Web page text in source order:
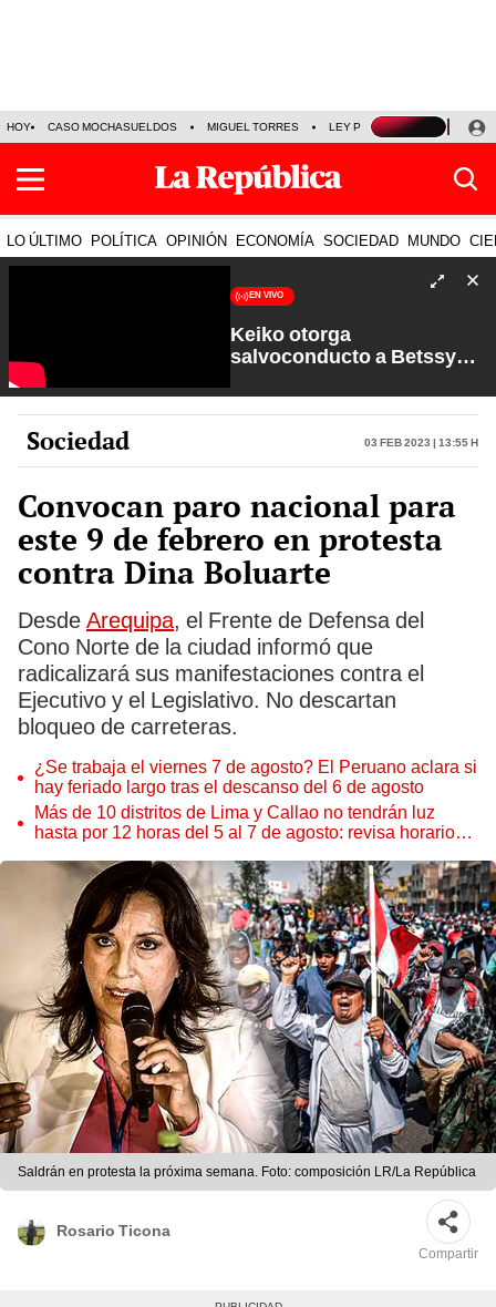
HOY CASO MOCHASUELDOS MIGUEL TORRES LEY PULPÍN PRECIO DEL
LO ÚLTIMO POLÍTICA OPINIÓN ECONOMÍA SOCIEDAD MUNDO
EN VIVO
Keiko otorga
salvoconducto a Betssy
Petroperú | Sin Guion con
Rosa María Palacios
Sociedad 03 Feb 2023 | 13:55 h
Convocan paro nacional para
este 9 de febrero en protesta
contra Dina Boluarte
Desde Arequipa, el Frente de Defensa del
Cono Norte de la ciudad informó que
radicalizará sus manifestaciones contra el
Ejecutivo y el Legislativo. No descartan
bloqueo de carreteras.
¿Se trabaja el viernes 7 de agosto? El Peruano aclara si
hay feriado largo tras el descanso del 6 de agosto
Más de 10 distritos de Lima y Callao no tendrán luz
hasta por 12 horas del 5 al 7 de agosto: revisa horarios y
Saldrán en protesta la próxima semana. Foto: composición LR/La República
Rosario Ticona
Compartir